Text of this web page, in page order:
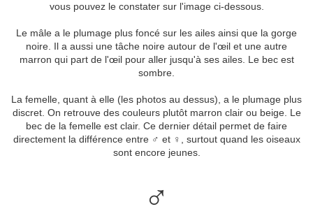
vous pouvez le constater sur l'image ci-dessous.
Le mâle a le plumage plus foncé sur les ailes ainsi que la gorge
noire. Il a aussi une tâche noire autour de l'œil et une autre
marron qui part de l'œil pour aller jusqu'à ses ailes. Le bec est
sombre.
La femelle, quant à elle (les photos au dessus), a le plumage plus
discret. On retrouve des couleurs plutôt marron clair ou beige. Le
bec de la femelle est clair. Ce dernier détail permet de faire
directement la différence entre ♂ et ♀, surtout quand les oiseaux
sont encore jeunes.
♂